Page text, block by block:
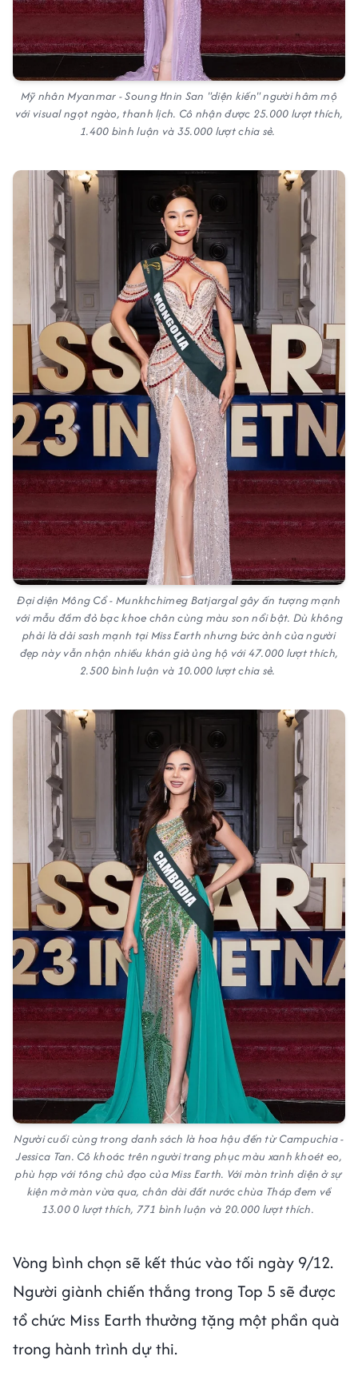
Mỹ nhân Myanmar - Soung Hnin San "diện kiến" người hâm mộ
với visual ngọt ngào, thanh lịch. Cô nhận được 25.000 lượt thích,
1.400 bình luận và 35.000 lượt chia sẻ.
Đại diện Mông Cổ - Munkhchimeg Batjargal gây ấn tượng mạnh
với mẫu đầm đỏ bạc khoe chân cùng màu son nổi bật. Dù không
phải là dải sash mạnh tại Miss Earth nhưng bức ảnh của người
đẹp này vẫn nhận nhiều khán giả ủng hộ với 47.000 lượt thích,
2.500 bình luận và 10.000 lượt chia sẻ.
Người cuối cùng trong danh sách là hoa hậu đến từ Campuchia -
Jessica Tan. Cô khoác trên người trang phục màu xanh khoét eo,
phù hợp với tông chủ đạo của Miss Earth. Với màn trình diện ở sự
kiện mở màn vừa qua, chân dài đất nước chùa Tháp đem về
13.00 0 lượt thích, 771 bình luận và 20.000 lượt thích.
Vòng bình chọn sẽ kết thúc vào tối ngày 9/12.
Người giành chiến thắng trong Top 5 sẽ được
tổ chức Miss Earth thưởng tặng một phần quà
trong hành trình dự thi.